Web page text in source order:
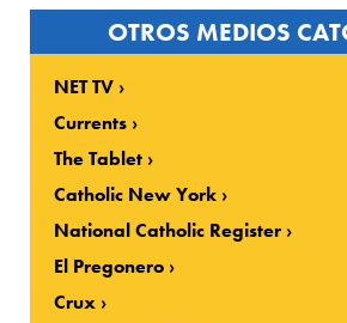
OTROS MEDIOS
NET TV
Currents
The Tablet
Catholic New York
National Catholic Register
El Pregonero
Crux